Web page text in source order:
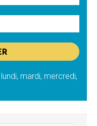
mardi, mercredi,